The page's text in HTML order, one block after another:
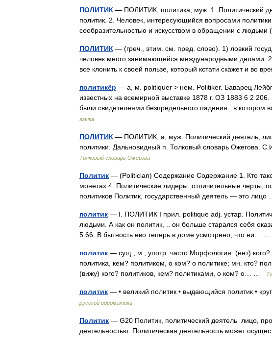
ПОЛИТИК — ПОЛИТИК, политика, муж. 1. Политический
политик. 2. Человек, интересующийся вопросами
сообразительностью и искусством в обращении с
ПОЛИТИК — (греч., этим. см. пред. слово). 1) ловкий
человек много занимающейся международными делами.
все клонить к своей пользе, который кстати скажет и во
политикёр — а, м. politiquer > нем. Politiker. Баварец
известных на всемирной выставке 1878 г. ОЗ 1883 6 2
были свидетелеями безпредельного падения.. в
языка
ПОЛИТИК — ПОЛИТИК, а, муж. Политический деятель,
политики. Дальновидный п. Толковый словарь
Толковый словарь Ожегова
Политик — (Politician) Содержание Содержание 1. Кто
монетах 4. Политические лидеры: отличительные черты,
политиков Политик, государственный деятель — это
политик — I. ПОЛИТИК I прил. politique adj. устар.
людьми. А как он политик, .. он больше старался себя
5 66. В бытность ево теперь в доме усмотрено, что ни… …
политик — сущ., м., употр. часто Морфология: (нет) кого?
политика, кем? политиком, о ком? о политике; мн. кто?
(вижу) кого? политиков, кем? политиками, о ком? о… …
политик — • великий политик • выдающийся политик •
русской идиоматики
Политик — G20 Политик, политический деятель лицо,
деятельностью. Политическая деятельность может